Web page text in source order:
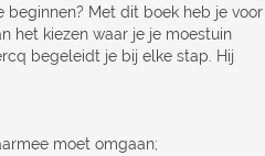
beginnen? Met dit boek heb je voor
het kiezen waar je je moestuin
begeleidt je bij elke stap. Hij
moet omgaan;